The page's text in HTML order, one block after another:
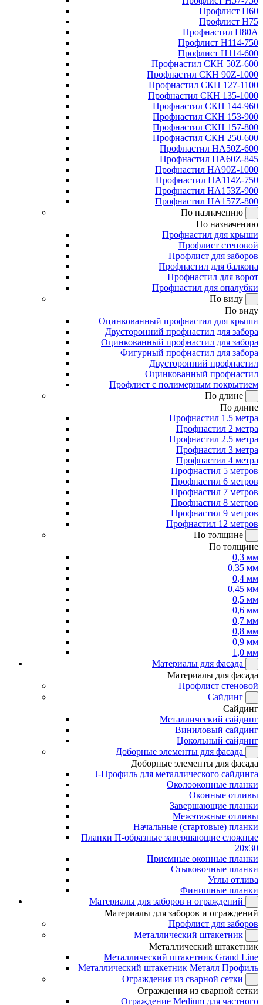
Профлист Н60
Профлист Н75
Профнастил Н80А
Профлист Н114-750
Профлист Н114-600
Профнастил СКН 50Z-600
Профнастил СКН 90Z-1000
Профнастил СКН 127-1100
Профнастил СКН 135-1000
Профнастил СКН 144-960
Профнастил СКН 153-900
Профнастил СКН 157-800
Профнастил СКН 250-600
Профнастил НА50Z-600
Профнастил НА60Z-845
Профнастил НА90Z-1000
Профнастил НА114Z-750
Профнастил НА153Z-900
Профнастил НА157Z-800
По назначению
По назначению
Профнастил для крыши
Профлист стеновой
Профлист для заборов
Профнастил для балкона
Профнастил для ворот
Профнастил для опалубки
По виду
По виду
Оцинкованный профнастил для крыши
Двусторонний профнастил для забора
Оцинкованный профнастил для забора
Фигурный профнастил для забора
Двусторонний профнастил
Оцинкованный профнастил
Профлист с полимерным покрытием
По длине
По длине
Профнастил 1.5 метра
Профнастил 2 метра
Профнастил 2.5 метра
Профнастил 3 метра
Профнастил 4 метра
Профнастил 5 метров
Профнастил 6 метров
Профнастил 7 метров
Профнастил 8 метров
Профнастил 9 метров
Профнастил 12 метров
По толщине
По толщине
0,3 мм
0,35 мм
0,4 мм
0,45 мм
0,5 мм
0,6 мм
0,7 мм
0,8 мм
0,9 мм
1,0 мм
Материалы для фасада
Материалы для фасада
Профлист стеновой
Сайдинг
Сайдинг
Металлический сайдинг
Виниловый сайдинг
Цокольный сайдинг
Доборные элементы для фасада
Доборные элементы для фасада
J-Профиль для металлического сайдинга
Околооконные планки
Оконные отливы
Завершающие планки
Межэтажные отливы
Начальные (стартовые) планки
Планки П-образные завершающие сложные
20x30
Приемные оконные планки
Стыковочные планки
Углы отлива
Финишные планки
Материалы для заборов и ограждений
Материалы для заборов и ограждений
Профлист для заборов
Металлический штакетник
Металлический штакетник
Металлический штакетник Grand Line
Металлический штакетник Металл Профиль
Ограждения из сварной сетки
Ограждения из сварной сетки
Ограждение Medium для частного